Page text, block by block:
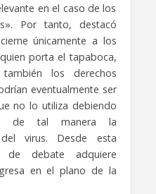
en el caso de los
Por tanto, destacó
únicamente a los
porta el tapaboca,
los derechos
eventualmente ser
no lo utiliza debiendo
de tal manera la
del virus. Desde esta
de debate adquiere
en el plano de la